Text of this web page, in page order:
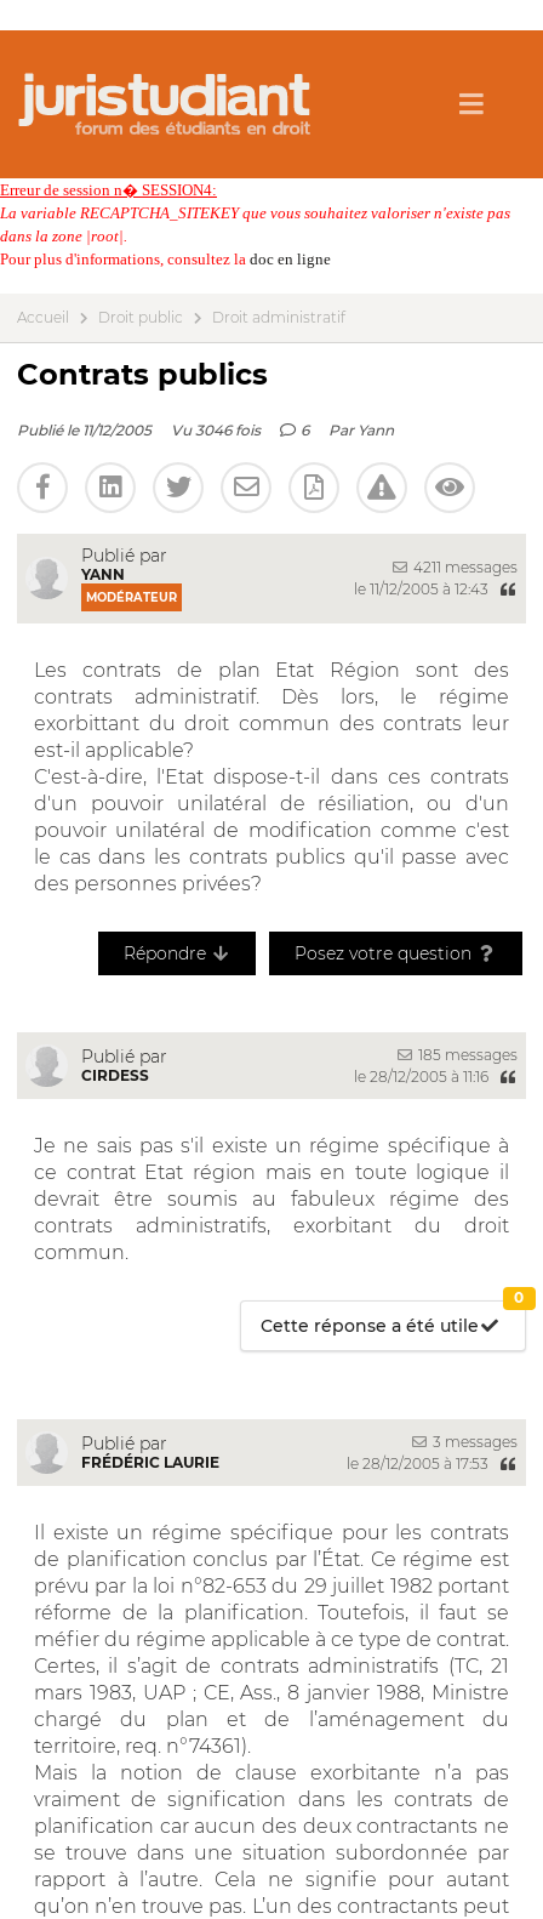
Erreur de session n� SESSION4:
La variable RECAPTCHA_SITEKEY que vous souhaitez valoriser n'existe pas
dans la zone |root|.
Pour plus d'informations, consultez la doc en ligne
Accueil Droit public Droit administratif
Contrats publics
Publié le 11/12/2005 Vu 3046 fois 6 Par Yann
Publié par
YANN
MODÉRATEUR
4211 messages
le 11/12/2005 à 12:43
Les contrats de plan Etat Région sont des
contrats administratif. Dès lors, le régime
exorbittant du droit commun des contrats leur
est-il applicable?
C'est-à-dire, l'Etat dispose-t-il dans ces contrats
d'un pouvoir unilatéral de résiliation, ou d'un
pouvoir unilatéral de modification comme c'est
le cas dans les contrats publics qu'il passe avec
des personnes privées?
Répondre Posez votre question
Publié par
CIRDESS
185 messages
le 28/12/2005 à 11:16
Je ne sais pas s'il existe un régime spécifique à
ce contrat Etat région mais en toute logique il
devrait être soumis au fabuleux régime des
contrats administratifs, exorbitant du droit
commun.
Cette réponse a été utile
0
Publié par
FRÉDÉRIC LAURIE
3 messages
le 28/12/2005 à 17:53
Il existe un régime spécifique pour les contrats
de planification conclus par l’État. Ce régime est
prévu par la loi n°82-653 du 29 juillet 1982 portant
réforme de la planification. Toutefois, il faut se
méfier du régime applicable à ce type de contrat.
Certes, il s’agit de contrats administratifs (TC, 21
mars 1983, UAP ; CE, Ass., 8 janvier 1988, Ministre
chargé du plan et de l’aménagement du
territoire, req. n°74361).
Mais la notion de clause exorbitante n’a pas
vraiment de signification dans les contrats de
planification car aucun des deux contractants ne
se trouve dans une situation subordonnée par
rapport à l’autre. Cela ne signifie pour autant
qu’on n’en trouve pas. L’un des contractants peut